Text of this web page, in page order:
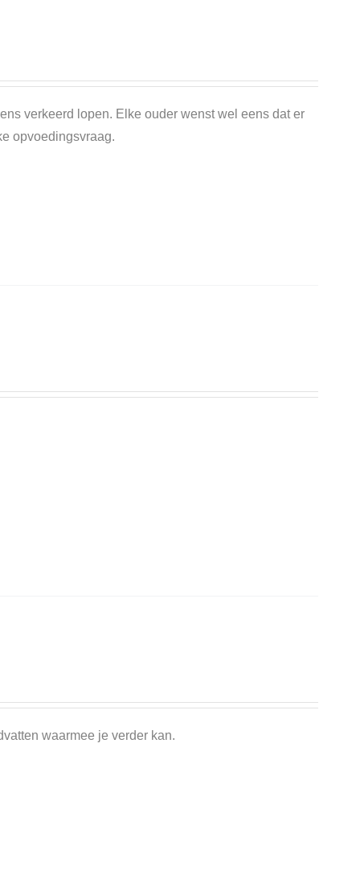
verkeerd lopen. Elke ouder wenst wel eens dat er
opvoedingsvraag.
waarmee je verder kan.